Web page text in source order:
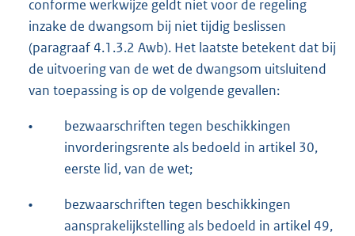
conforme werkwijze geldt niet voor de regeling
inzake de dwangsom bij niet tijdig beslissen
(paragraaf 4.1.3.2 Awb). Het laatste betekent dat bij
de uitvoering van de wet de dwangsom uitsluitend
van toepassing is op de volgende gevallen:
•
bezwaarschriften tegen beschikkingen
invorderingsrente als bedoeld in artikel 30,
eerste lid, van de wet;
•
bezwaarschriften tegen beschikkingen
aansprakelijkstelling als bedoeld in artikel 49,